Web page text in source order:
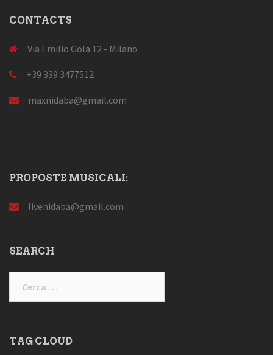
CONTACTS
Via Emilio Gola 12 - Milano
+39 339 3477512
maxnidaba@gmail.com
PROPOSTE MUSICALI:
livenidaba@gmail.com
SEARCH
TAG CLOUD